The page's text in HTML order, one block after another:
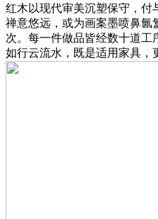
红木以现代审美沉塑保守，
禅意悠远，或为画案墨喷鼻氤
次。每一件做品皆经数十道
如行云流水，既是适用家具，